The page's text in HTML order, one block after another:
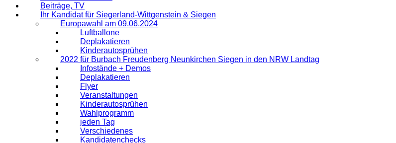
Beiträge, TV
Ihr Kandidat für Siegerland-Wittgenstein & Siegen
Europawahl am 09.06.2024
Luftballone
Deplakatieren
Kinderautosprühen
2022 für Burbach Freudenberg Neunkirchen Siegen in den NRW Landtag
Infostände + Demos
Deplakatieren
Flyer
Veranstaltungen
Kinderautosprühen
Wahlprogramm
jeden Tag
Verschiedenes
Kandidatenchecks